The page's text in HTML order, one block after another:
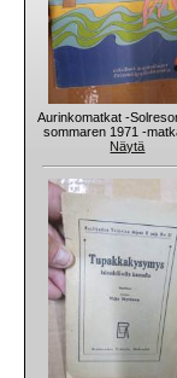
Aurinkomatkat -
sommaren 1971 -
Näytä